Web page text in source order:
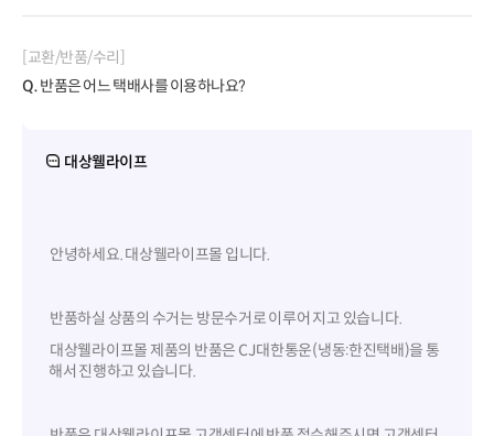
[교환/반품/수리]
Q.반품은 어느 택배사를 이용하나요?
대상웰라이프
안녕하세요. 대상웰라이프몰 입니다.
반품하실 상품의 수거는 방문수거로 이루어 지고 있습니다.
대상웰라이프몰 제품의 반품은 CJ대한통운(냉동:한진택배)을 통
해서 진행하고 있습니다.